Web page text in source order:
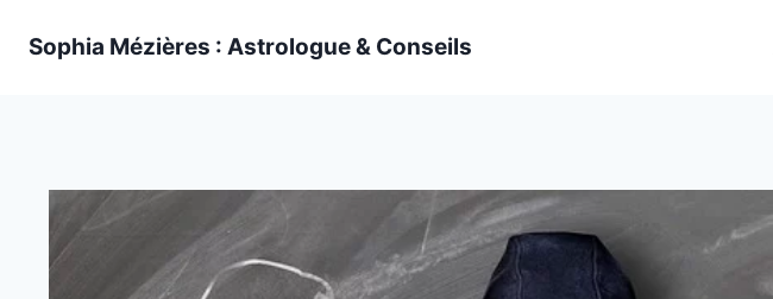
Sophia Mézières : Astrologue & Conseils